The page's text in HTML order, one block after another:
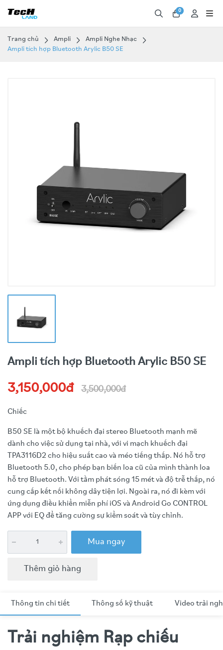
0
Trang chủ Ampli
Ampli Nghe Nhạc
Ampli tích hợp Bluetooth Arylic B50 SE
Ampli tích hợp Bluetooth Arylic B50 SE
3,150,000đ 3,500,000đ
Chiếc
B50 SE là một bộ khuếch đại stereo Bluetooth mạnh mẽ
dành cho việc sử dụng tại nhà, với vi mạch khuếch đại
TPA3116D2 cho hiệu suất cao và méo tiếng thấp. Nó hỗ trợ
Bluetooth 5.0, cho phép bạn biến loa cũ của mình thành loa
hỗ trợ Bluetooth. Với tầm phát sóng 15 mét và độ trễ thấp, nó
cung cấp kết nối không dây tiện lợi. Ngoài ra, nó đi kèm với
ứng dụng điều khiển miễn phí iOS và Android Go CONTROL
APP với EQ để tăng cường sự kiểm soát và tùy chỉnh.
Mua ngay
Thêm giỏ hàng
Thông tin chi tiết Thông số kỹ thuật Video trải
Trải nghiệm Rạp chiếu